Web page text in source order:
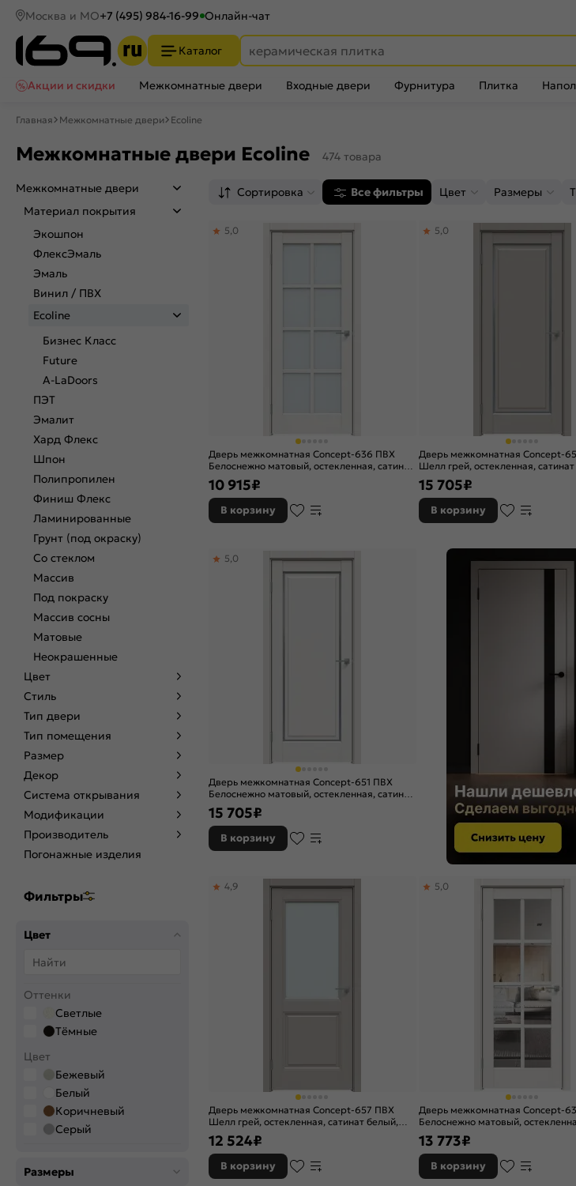
Москва и МО+7 (495) 984-16-99 Онлайн-чат
Каталог
Акции и скидки
Межкомнатные двери Входные двери Фурнитура Плитка
Главная Межкомнатные двери Ecoline
Межкомнатные двери Ecoline 474 товара
Межкомнатные двери
Материал покрытия
Экошпон
ФлексЭмаль
Эмаль
Винил / ПВХ
Ecoline
Бизнес Класс
Future
A-LaDoors
ПЭТ
Эмалит
Хард Флекс
Шпон
Полипропилен
Финиш Флекс
Ламинированные
Грунт (под окраску)
Со стеклом
Массив
Под покраску
Массив сосны
Матовые
Неокрашенные
Цвет
Стиль
Тип двери
Тип помещения
Размер
Декор
Система открывания
Модификации
Производитель
Погонажные изделия
Фильтры
Цвет
Оттенки
Светлые
Тёмные
Цвет
Бежевый
Белый
Коричневый
Серый
Белоснежно матовый
Размеры
Сортировка Все фильтры Цвет Размеры
Дверь межкомнатная Concept-636 ПВХ
Белоснежно матовый, остекленная, сатинат
белый, без кромки, царговая
5,0
10 915₽
В корзину
Дверь межкомнатная Concept-
Шелл грей, остекленная,
без кромки, царговая
5,0
15 705₽
В корзину
Дверь межкомнатная Concept-651 ПВХ
Белоснежно матовый, остекленная, сатинат
белый, без кромки, царговая
5,0
15 705₽
В корзину
Дверь межкомнатная Concept-657 ПВХ
Шелл грей, остекленная, сатинат белый,
без кромки, царговая
4,9
12 524₽
В корзину
Дверь межкомнатная Concept-
Белоснежно матовый,
прозрачное, без кромки, царговая
5,0
13 773₽
В корзину